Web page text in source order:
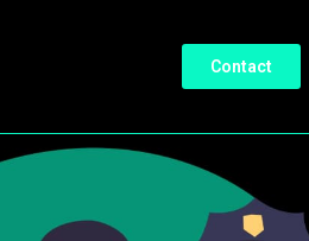
Contact